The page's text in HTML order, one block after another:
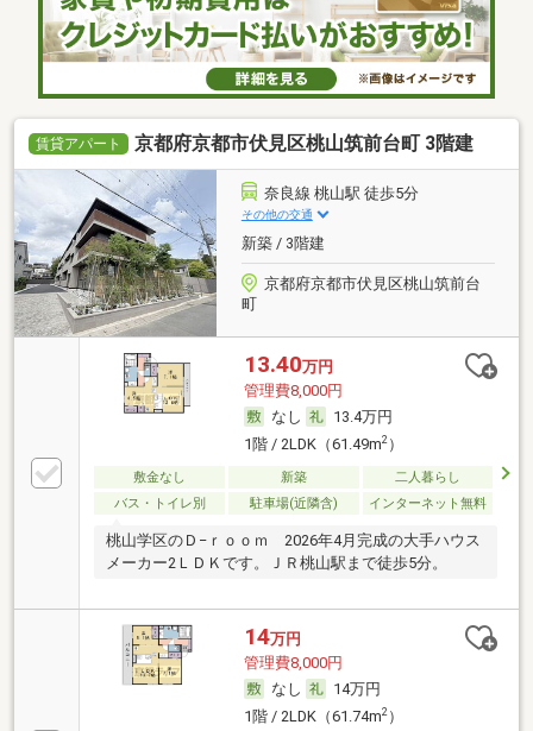
賃貸アパート 京都府京都市伏見区桃山筑前台町 3階建
奈良線 桃山駅 徒歩5分
その他の交通
新築 / 3階建
京都府京都市伏見区桃山筑前台
町
13.40万円
管理費8,000円
なし
13.4万円
1階 / 2LDK（61.49m2）
敷金なし 新築
二人暮らし
バス・トイレ別
駐車場(近隣含) インターネット無料
桃山学区のＤ−ｒｏｏｍ 2026年4月完成の大手ハウス
メーカー2ＬＤＫです。ＪＲ桃山駅まで徒歩5分。
14万円
管理費8,000円
なし
14万円
1階 / 2LDK（61.74m2）